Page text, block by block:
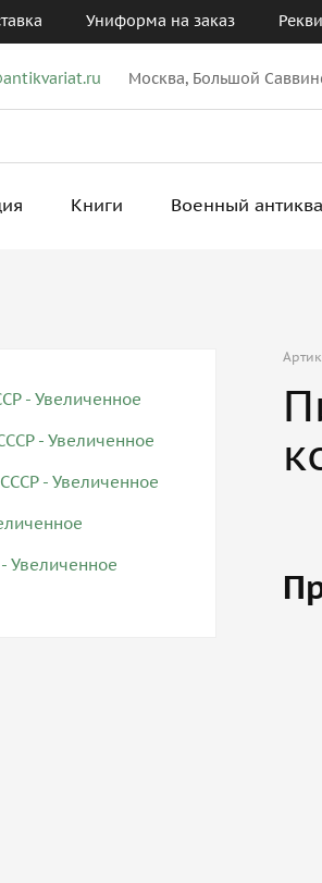
Униформа на заказ
Москва, Большой
Книги Военный